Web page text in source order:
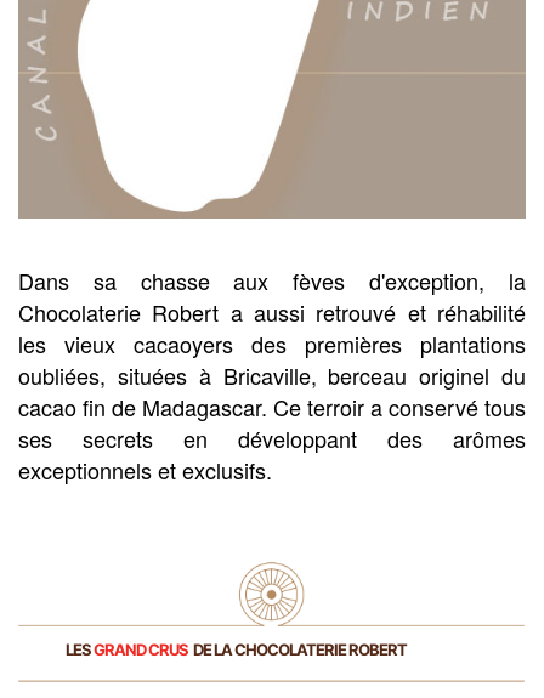
Dans sa chasse aux fèves d'exception, la
Chocolaterie Robert a aussi retrouvé et réhabilité
les vieux cacaoyers des premières plantations
oubliées, situées à Bricaville, berceau originel du
cacao fin de Madagascar. Ce terroir a conservé tous
ses secrets en développant des arômes
exceptionnels et exclusifs.
LESGRAND CRUS DE LA CHOCOLATERIE ROBERT